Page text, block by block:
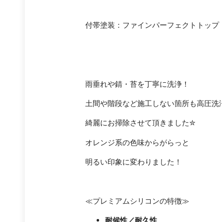
付帯塗装：ファインパーフェクトトップ
雨垂れや錆・苔を丁寧に洗浄！
土間や階段など施工しない箇所も高圧洗
綺麗にお掃除させて頂きました✮
オレンジ系の色味からがらっと
明るい印象に変わりました！
≪プレミアムシリコンの特徴≫